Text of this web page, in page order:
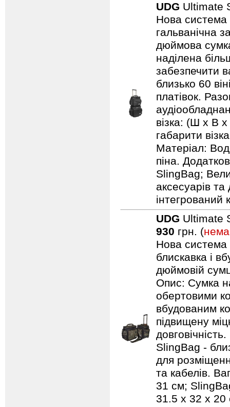
UDG Ultimate
Нова система
гальванічна
дюймова
наділена
забезпечити
близько 60
платівок.
візка: (Ш х В
габарити
Матеріал:
піна.
SlingBag;
аксесуарів та
інтегрований
UDG Ultimate
930 грн. (
Нова система
блискавка і
дюймовій
Опис: Сумка
обертовими
вбудованим
підвищену
SlingBag -
для
та кабелів.
31 см;
31.5 x 32 x 20